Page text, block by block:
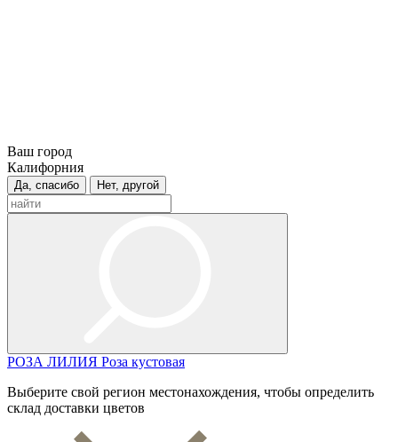
Ваш город
Калифорния
Да, спасибо Нет, другой
РОЗА ЛИЛИЯ Роза кустовая
Выберите свой регион местонахождения, чтобы определить
склад доставки цветов